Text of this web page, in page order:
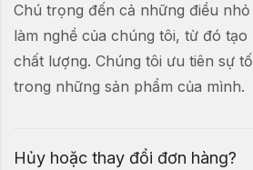
Chú trọng đến cả những điều
làm nghề của chúng tôi, từ đó
chất lượng. Chúng tôi ưu tiên sự
trong những sản phẩm của mình.
Hủy hoặc thay đổi đơn hàng?